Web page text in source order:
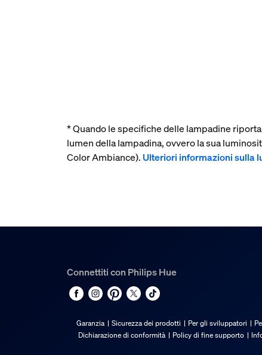
* Quando le specifiche delle lampadine
lumen della lampadina, ovvero la sua
Color Ambiance).Ulteriori informazioni sulla
Connettiti con Philips Hue
Garanzia Sicurezza dei prodotti Per gli sviluppatori
Dichiarazione di conformità
Policy di fine supporto